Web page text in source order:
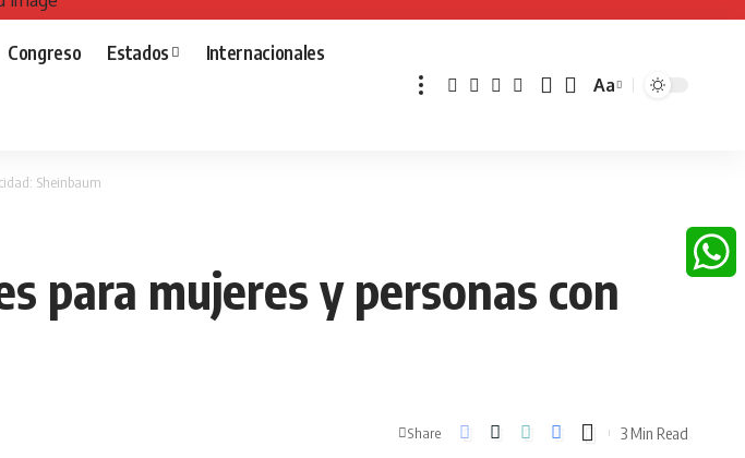
Congreso Estados Internacionales
Font
Aa
Sheinbaum
para mujeres y personas con
Share 3 Min Read